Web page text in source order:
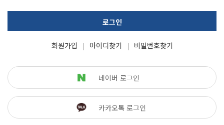
로그인
회원가입 아이디찾기 비밀번호찾기
네이버 로그인
카카오톡 로그인